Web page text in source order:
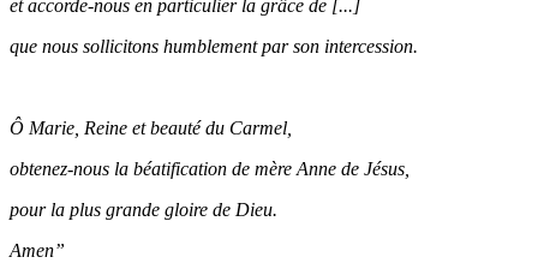
et accorde-nous en particulier la grâce de [...]
que nous sollicitons humblement par son intercession.
Ô Marie, Reine et beauté du Carmel,
obtenez-nous la béatification de mère Anne de Jésus,
pour la plus grande gloire de Dieu.
Amen”